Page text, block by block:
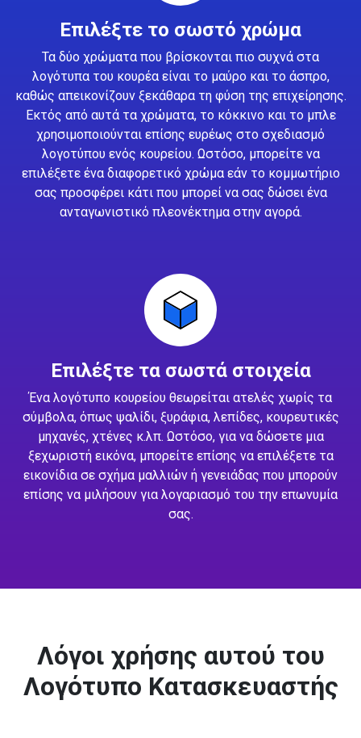
Επιλέξτε το σωστό χρώμα
Τα δύο χρώματα που βρίσκονται πιο συχνά στα
λογότυπα του κουρέα είναι το μαύρο και το άσπρο,
καθώς απεικονίζουν ξεκάθαρα τη φύση της επιχείρησης.
Εκτός από αυτά τα χρώματα, το κόκκινο και το μπλε
χρησιμοποιούνται επίσης ευρέως στο σχεδιασμό
λογοτύπου ενός κουρείου. Ωστόσο, μπορείτε να
επιλέξετε ένα διαφορετικό χρώμα εάν το κομμωτήριο
σας προσφέρει κάτι που μπορεί να σας δώσει ένα
ανταγωνιστικό πλεονέκτημα στην αγορά.
Επιλέξτε τα σωστά στοιχεία
Ένα λογότυπο κουρείου θεωρείται ατελές χωρίς τα
σύμβολα, όπως ψαλίδι, ξυράφια, λεπίδες, κουρευτικές
μηχανές, χτένες κ.λπ. Ωστόσο, για να δώσετε μια
ξεχωριστή εικόνα, μπορείτε επίσης να επιλέξετε τα
εικονίδια σε σχήμα μαλλιών ή γενειάδας που μπορούν
επίσης να μιλήσουν για λογαριασμό του την επωνυμία
σας.
Λόγοι χρήσης αυτού του
Λογότυπο Κατασκευαστής